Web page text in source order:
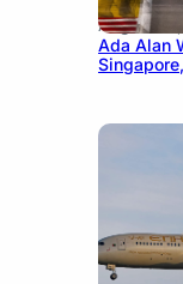
August 13,
Ada Alan